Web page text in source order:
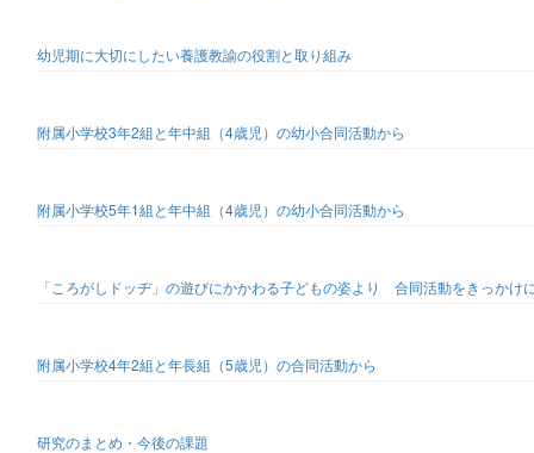
幼児期に大切にしたい養護教諭の役割と取り組み
附属小学校3年2組と年中組（4歳児）の幼小合同活動から
附属小学校5年1組と年中組（4歳児）の幼小合同活動から
「ころがしドッヂ」の遊びにかかわる子どもの姿より 合同活動をきっかけ
附属小学校4年2組と年長組（5歳児）の合同活動から
研究のまとめ・今後の課題